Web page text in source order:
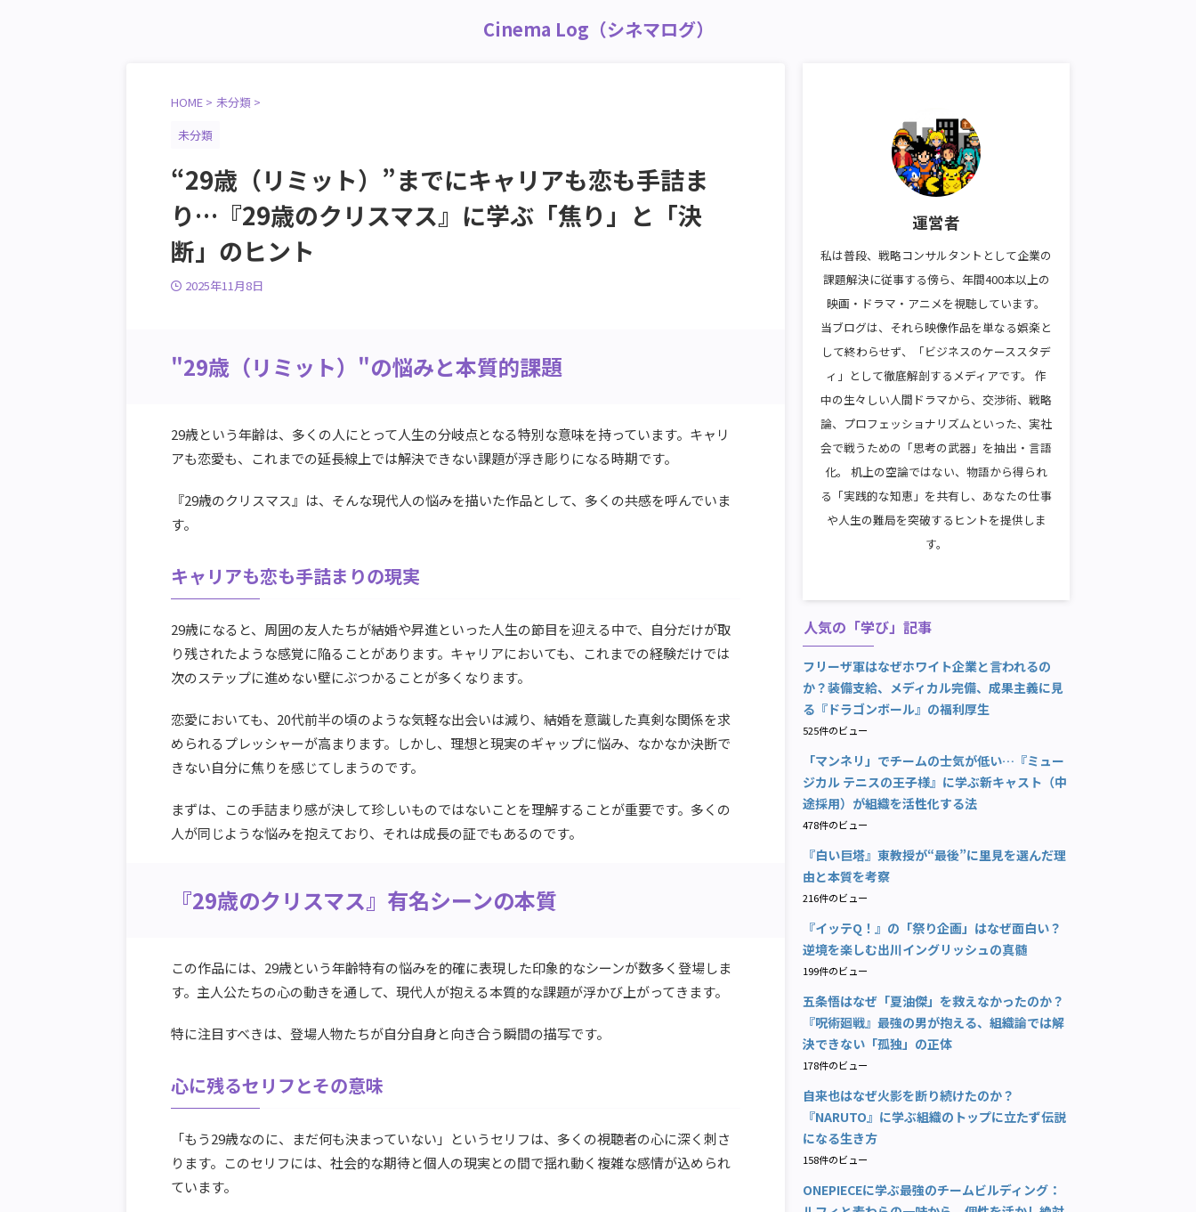
Cinema Log（シネマログ）
HOME > 未分類 >
未分類
“29歳（リミット）”までにキャリアも恋も手詰ま
り…『29歳のクリスマス』に学ぶ「焦り」と「決
断」のヒント
2025年11月8日
"29歳（リミット）"の悩みと本質的課題
29歳という年齢は、多くの人にとって人生の分岐点となる特別な意味を持っています。キャリ
アも恋愛も、これまでの延長線上では解決できない課題が浮き彫りになる時期です。
『29歳のクリスマス』は、そんな現代人の悩みを描いた作品として、多くの共感を呼んでいま
す。
キャリアも恋も手詰まりの現実
29歳になると、周囲の友人たちが結婚や昇進といった人生の節目を迎える中で、自分だけが取
り残されたような感覚に陥ることがあります。キャリアにおいても、これまでの経験だけでは
次のステップに進めない壁にぶつかることが多くなります。
恋愛においても、20代前半の頃のような気軽な出会いは減り、結婚を意識した真剣な関係を求
められるプレッシャーが高まります。しかし、理想と現実のギャップに悩み、なかなか決断で
きない自分に焦りを感じてしまうのです。
まずは、この手詰まり感が決して珍しいものではないことを理解することが重要です。多くの
人が同じような悩みを抱えており、それは成長の証でもあるのです。
『29歳のクリスマス』有名シーンの本質
この作品には、29歳という年齢特有の悩みを的確に表現した印象的なシーンが数多く登場しま
す。主人公たちの心の動きを通して、現代人が抱える本質的な課題が浮かび上がってきます。
特に注目すべきは、登場人物たちが自分自身と向き合う瞬間の描写です。
心に残るセリフとその意味
「もう29歳なのに、まだ何も決まっていない」というセリフは、多くの視聴者の心に深く刺さ
ります。このセリフには、社会的な期待と個人の現実との間で揺れ動く複雑な感情が込められ
ています。
運営者
私は普段、戦略コンサルタントとして企業の
課題解決に従事する傍ら、年間400本以上の
映画・ドラマ・アニメを視聴しています。
当ブログは、それら映像作品を単なる娯楽と
して終わらせず、「ビジネスのケーススタデ
ィ」として徹底解剖するメディアです。 作
中の生々しい人間ドラマから、交渉術、戦略
論、プロフェッショナリズムといった、実社
会で戦うための「思考の武器」を抽出・言語
化。 机上の空論ではない、物語から得られ
る「実践的な知恵」を共有し、あなたの仕事
や人生の難局を突破するヒントを提供しま
す。
人気の「学び」記事
フリーザ軍はなぜホワイト企業と言われるの
か？装備支給、メディカル完備、成果主義に見
る『ドラゴンボール』の福利厚生
525件のビュー
「マンネリ」でチームの士気が低い…『ミュー
ジカル テニスの王子様』に学ぶ新キャスト（中
途採用）が組織を活性化する法
478件のビュー
『白い巨塔』東教授が“最後”に里見を選んだ理
由と本質を考察
216件のビュー
『イッテQ！』の「祭り企画」はなぜ面白い？
逆境を楽しむ出川イングリッシュの真髄
199件のビュー
五条悟はなぜ「夏油傑」を救えなかったのか？
『呪術廻戦』最強の男が抱える、組織論では解
決できない「孤独」の正体
178件のビュー
自来也はなぜ火影を断り続けたのか？
『NARUTO』に学ぶ組織のトップに立たず伝説
になる生き方
158件のビュー
ONEPIECEに学ぶ最強のチームビルディング：